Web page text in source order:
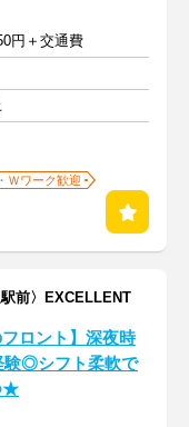
円＋交通費
Ｗワーク歓迎
前〉EXCELLENT
フロント】深夜時
験◎シフト柔軟で
★